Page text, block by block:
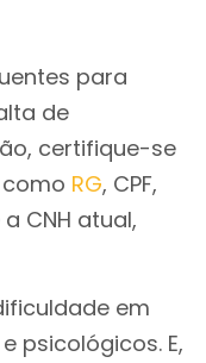
para
de
certifique-se
RG, CPF,
CNH atual,
em
psicológicos. E,